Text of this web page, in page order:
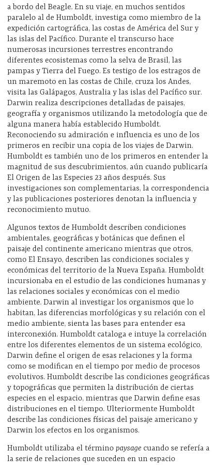
a bordo del Beagle. En su viaje, en muchos sentidos
paralelo al de Humboldt, investiga como miembro de la
expedición cartográfica, las costas de América del Sur y
las islas del Pacífico. Durante el transcurso hace
numerosas incursiones terrestres encontrando
diferentes ecosistemas como la selva de Brasil, las
pampas y Tierra del Fuego. Es testigo de los estragos de
un maremoto en las costas de Chile, cruza los Andes,
visita las Galápagos, Australia y las islas del Pacífico sur.
Darwin realiza descripciones detalladas de paisajes,
geografía y organismos utilizando la metodología que de
alguna manera había establecido Humboldt.
Reconociendo su admiración e influencia es uno de los
primeros en recibir una copia de los viajes de Darwin.
Humboldt es también uno de los primeros en entender la
magnitud de sus descubrimientos, aún cuando publicaría
El Origen de las Especies 23 años después. Sus
investigaciones son complementarias, la correspondencia
y las publicaciones posteriores denotan la influencia y
reconocimiento mutuo.
Algunos textos de Humboldt describen condiciones
ambientales, geográficas y botánicas que definen el
paisaje del continente americano mientras que otros,
como El Ensayo, describen las condiciones sociales y
económicas del territorio de la Nueva España. Humboldt
incursionaba en el estudio de las condiciones humanas y
las relaciones sociales y económicas con el medio
ambiente. Darwin al investigar los organismos que lo
habitan, las diferencias morfológicas y su relación con el
medio ambiente, sienta las bases para entender esa
interconexión. Humboldt cataloga e intuye la correlación
entre los diferentes elementos de un sistema ecológico,
Darwin define el origen de esas relaciones y la forma
como se modifican en el tiempo por medio de procesos
evolutivos. Humboldt describe las condiciones geográficas
y topográficas que permiten la distribución de ciertas
especies en el espacio, mientras que Darwin define esas
distribuciones en el tiempo. Ulteriormente Humboldt
describe las condiciones físicas del paisaje americano y
Darwin los efectos en los organismos.
Humboldt utilizaba el término paysage cuando se refería a
la serie de relaciones que suceden en un espacio